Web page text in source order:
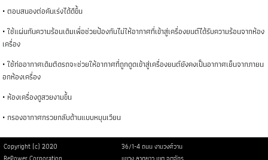
• ตอบสนองต่อคันเร่งได้ดีขึ้น
• ใช้แผ่นกันความร้อนเดิมเพื่อช่วยป้องกันไม่ให้อากาศที่เข้าสู่เครื่องยนต์ได้รับความร้อนจากห้อง
เครื่อง
• ใช้ท่ออากาศเดิมติดรถจะช่วยให้อากาศที่ถูกดูดเข้าสู่เครื่องยนต์ยังคงเป็นอากาศเย็นจากภายน
อกห้องเครื่อง
• ห้องเครื่องดูสวยงามขึ้น
• กรองอากาศกรวยกลับด้านแบบหมุนเวียน
Copyright (c) 2020
36/1-4 ถนน งามวงศ์วาน